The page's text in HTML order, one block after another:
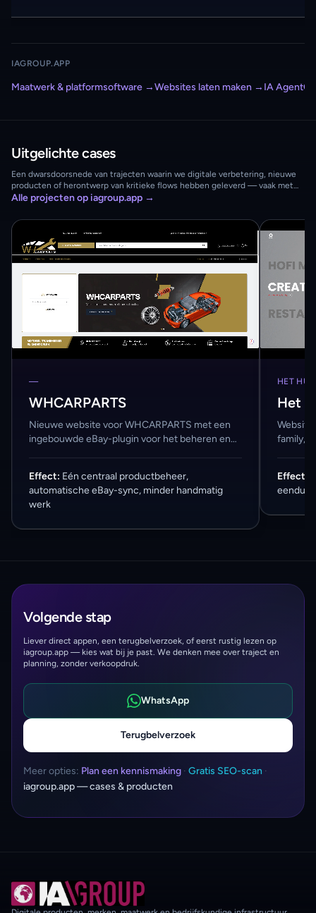
IAGROUP.APP
Maatwerk & platformsoftware →Websites laten maken → IA
Uitgelichte cases
Een dwarsdoorsnede van trajecten waarin we digitale verbetering, nieuwe
producten of herontwerp van kritieke flows hebben geleverd — vaak met
langere betrokkenheid na oplevering. Volledige verhalen en technische
Alle projecten op iagroup.app →
—
WHCARPARTS
Nieuwe website voor WHCARPARTS met een
ingebouwde eBay-plugin voor het beheren en
Effect: Eén centraal productbeheer,
automatische eBay-sync, minder handmatig
werk
HET
Het
family,
Effect
Volgende stap
Liever direct appen, een terugbelverzoek, of eerst rustig lezen op
iagroup.app — kies wat bij je past. We denken mee over traject en
planning, zonder verkoopdruk.
WhatsApp
Terugbelverzoek
Meer opties: Plan een kennismaking · Gratis SEO-scan ·
iagroup.app — cases & producten